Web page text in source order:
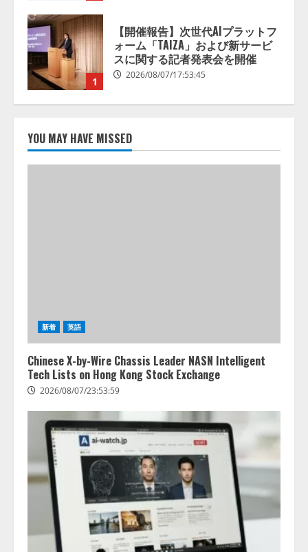
1
【開催報告】次世代AIプラットフ
ォーム「TAIZA」および新サービ
スに関する記者発表会を開催
2026/08/07/17:53:45
し、AIから設定操作できる機能を
拡充
2026/08/07/13:53:50
開発をリード
2026/08/07/10:54:31
YOU MAY HAVE MISSED
新着 英語
Chinese X-by-Wire Chassis Leader NASN Intelligent
Tech Lists on Hong Kong Stock Exchange
2026/08/07/23:53:59